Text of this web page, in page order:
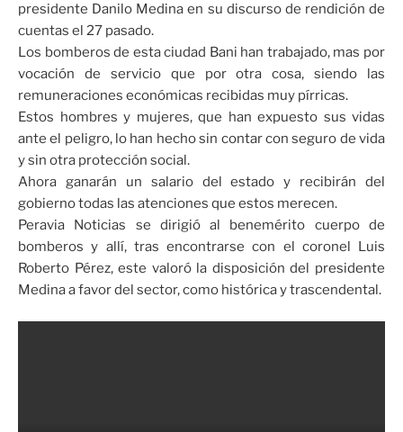
presidente Danilo Medina en su discurso de rendición de
cuentas el 27 pasado.
Los bomberos de esta ciudad Bani han trabajado, mas por
vocación de servicio que por otra cosa, siendo las
remuneraciones económicas recibidas muy pírricas.
Estos hombres y mujeres, que han expuesto sus vidas
ante el peligro, lo han hecho sin contar con seguro de vida
y sin otra protección social.
Ahora ganarán un salario del estado y recibirán del
gobierno todas las atenciones que estos merecen.
Peravia Noticias se dirigió al benemérito cuerpo de
bomberos y allí, tras encontrarse con el coronel Luis
Roberto Pérez, este valoró la disposición del presidente
Medina a favor del sector, como histórica y trascendental.